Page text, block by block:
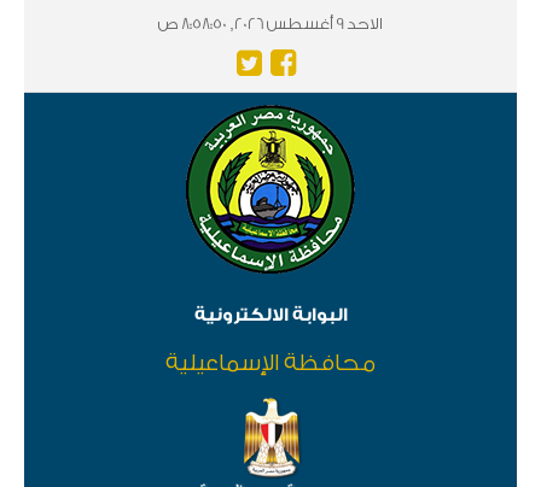
الاحد 9 أغسطس 2026, 8:58:50 ص
البوابة الالكترونية
محافظة الإسماعيلية